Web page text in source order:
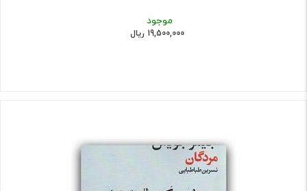
موجود
19,500,000 ریال